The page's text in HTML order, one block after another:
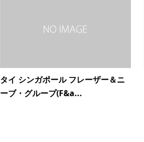
タイ シンガポール フレーザー＆ニ
ーブ・グループ(F&a...